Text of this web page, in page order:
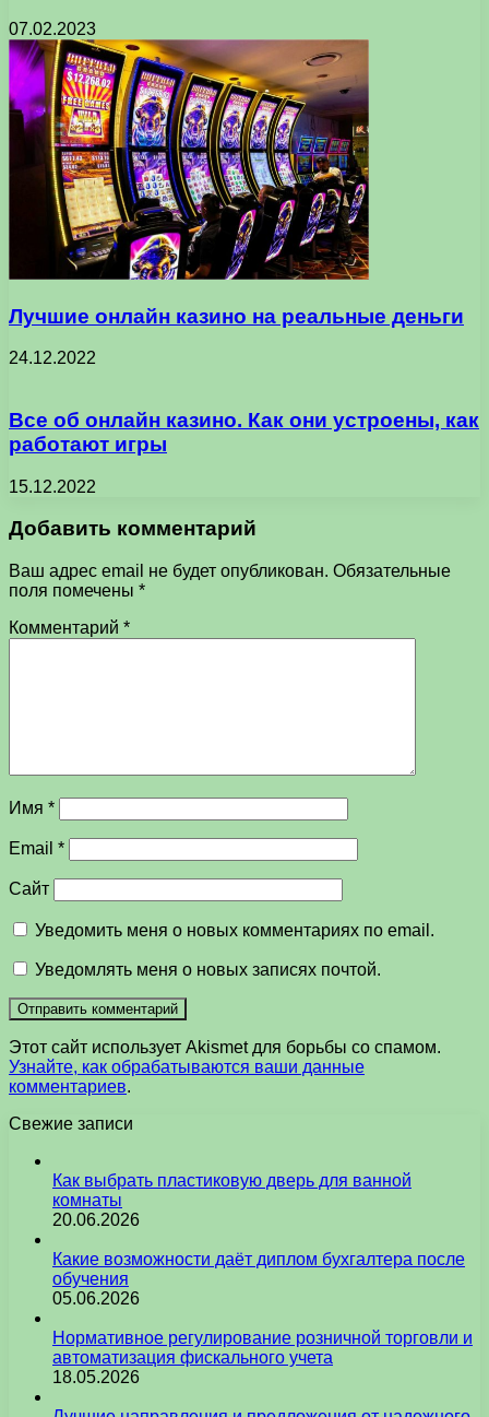
07.02.2023
Лучшие онлайн казино на реальные деньги
24.12.2022
Все об онлайн казино. Как они устроены, как
работают игры
15.12.2022
Добавить комментарий
Ваш адрес email не будет опубликован. Обязательные
поля помечены *
Комментарий *
Имя *
Email *
Сайт
Уведомить меня о новых комментариях по email.
Уведомлять меня о новых записях почтой.
Этот сайт использует Akismet для борьбы со спамом.
Узнайте, как обрабатываются ваши данные
комментариев.
Свежие записи
Как выбрать пластиковую дверь для ванной
комнаты
20.06.2026
Какие возможности даёт диплом бухгалтера после
обучения
05.06.2026
Нормативное регулирование розничной торговли и
автоматизация фискального учета
18.05.2026